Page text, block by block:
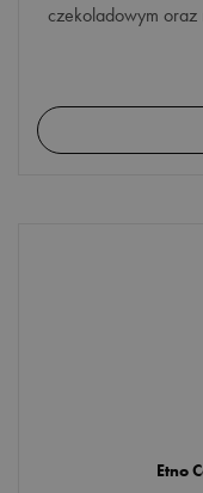
kwiatowa
owocowa
słodka
Więcej opcji
czekoladowym oraz
Etno